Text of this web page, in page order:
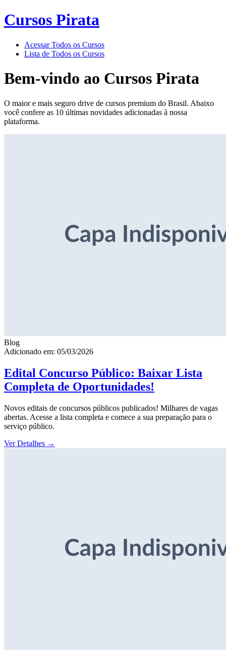
Cursos Pirata
Acessar Todos os Cursos
Lista de Todos os Cursos
Bem-vindo ao Cursos Pirata
O maior e mais seguro drive de cursos premium do Brasil. Abaixo
você confere as 10 últimas novidades adicionadas à nossa
plataforma.
Blog
Adicionado em: 05/03/2026
Edital Concurso Público: Baixar Lista
Completa de Oportunidades!
Novos editais de concursos públicos publicados! Milhares de vagas
abertas. Acesse a lista completa e comece a sua preparação para o
serviço público.
Ver Detalhes →